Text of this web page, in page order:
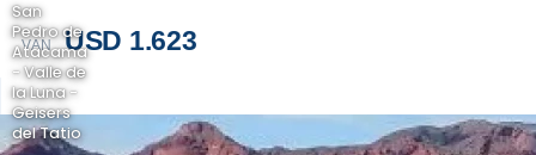
VAN USD 1.623
San
Pedro de
Atacama
- Valle de
la Luna -
Geisers
del Tatio